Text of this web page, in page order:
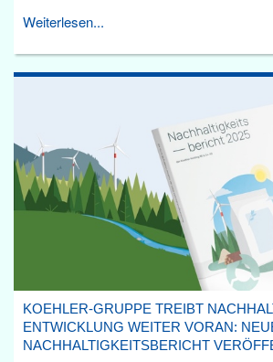
Weiterlesen...
KOEHLER-GRUPPE TREIBT
ENTWICKLUNG WEITER VORAN:
NACHHALTIGKEITSBERICHT